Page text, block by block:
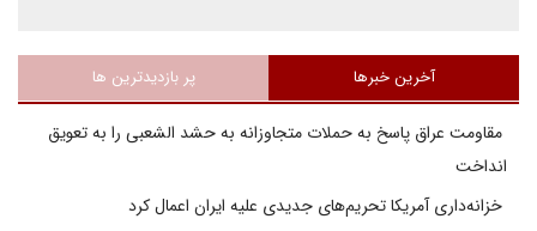
آخرین خبرها پر بازدیدترین ها
مقاومت عراق پاسخ به حملات متجاوزانه به حشد الشعبی را به تعویق
انداخت
خزانه‌داری آمریکا تحریم‌های جدیدی علیه ایران اعمال کرد